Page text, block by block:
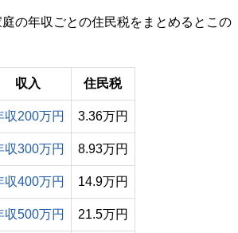
の年収ごとの住民税をまとめるとこの
収入 住民税
収200万円 3.36万円
収300万円 8.93万円
収400万円 14.9万円
収500万円 21.5万円